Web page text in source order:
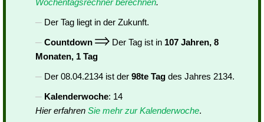
Wochentagsrechner berechnen.
Der Tag liegt in der Zukunft.
Countdown
Der Tag ist in 107 Jahren, 8
Monaten, 1 Tag
Der 08.04.2134 ist der 98te Tag des Jahres 2134.
Kalenderwoche: 14
Hier erfahren Sie mehr zur Kalenderwoche.